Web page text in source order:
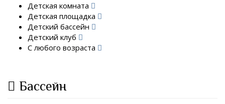
Детская комната
Детская площадка
Детский бассейн
Детский клуб
С любого возраста
Бассейн